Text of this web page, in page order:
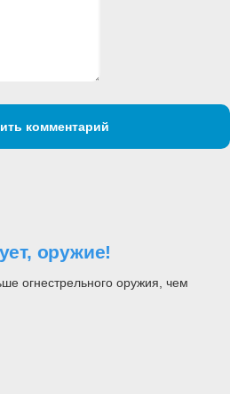
комментарий
оружие!
огнестрельного оружия, чем